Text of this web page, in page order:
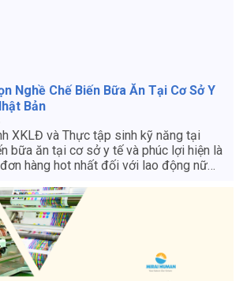
Nghề Chế Biến Bữa Ăn Tại Cơ Sở Y
Bản
XKLĐ và Thực tập sinh kỹ năng tại
bữa ăn tại cơ sở y tế và phúc lợi hiện là
hàng hot nhất đối với lao động nữ
trội.